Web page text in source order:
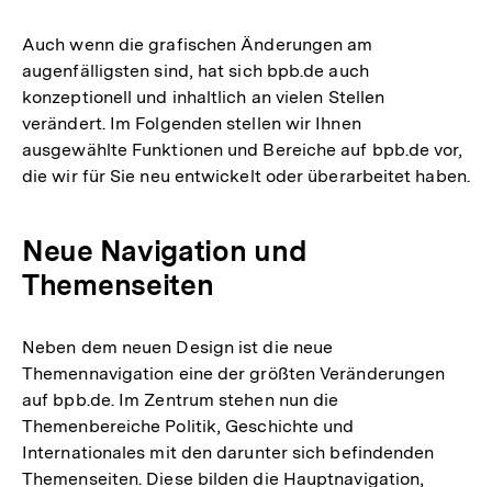
Auch wenn die grafischen Änderungen am
augenfälligsten sind, hat sich bpb.de auch
konzeptionell und inhaltlich an vielen Stellen
verändert. Im Folgenden stellen wir Ihnen
ausgewählte Funktionen und Bereiche auf bpb.de vor,
die wir für Sie neu entwickelt oder überarbeitet haben.
Neue Navigation und
Themenseiten
Neben dem neuen Design ist die neue
Themennavigation eine der größten Veränderungen
auf bpb.de. Im Zentrum stehen nun die
Themenbereiche Politik, Geschichte und
Internationales mit den darunter sich befindenden
Themenseiten. Diese bilden die Hauptnavigation,